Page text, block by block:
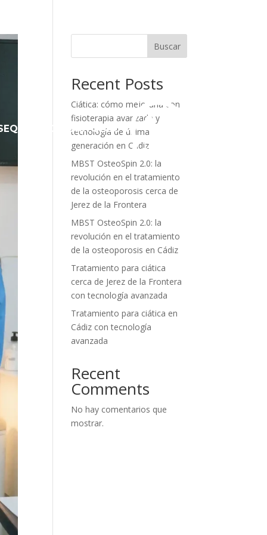
EQUIPO CONTACTO BLOG
Buscar
Recent Posts
Ciática: cómo mejorarla con
fisioterapia avanzada y
tecnología de última
generación en Cádiz
MBST OsteoSpin 2.0: la
revolución en el tratamiento
de la osteoporosis cerca de
Jerez de la Frontera
MBST OsteoSpin 2.0: la
revolución en el tratamiento
de la osteoporosis en Cádiz
Tratamiento para ciática
cerca de Jerez de la Frontera
con tecnología avanzada
Tratamiento para ciática en
Cádiz con tecnología
avanzada
Recent
Comments
No hay comentarios que
mostrar.